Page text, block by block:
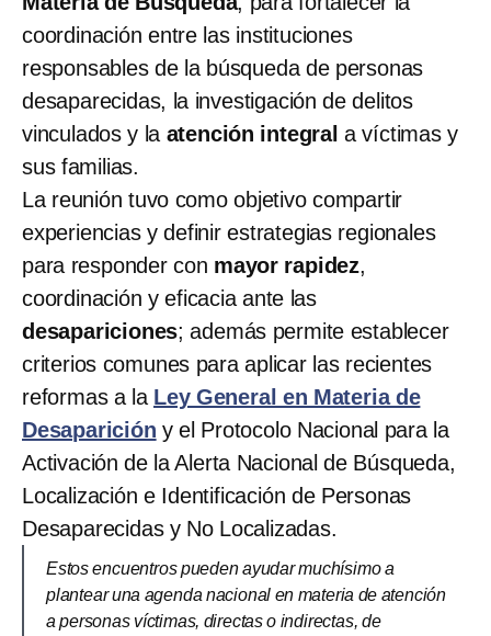
coordinación entre las instituciones
responsables de la búsqueda de personas
desaparecidas, la investigación de delitos
vinculados y la atención integral a víctimas y
sus familias.
La reunión tuvo como objetivo compartir
experiencias y definir estrategias regionales
para responder con mayor rapidez,
coordinación y eficacia ante las
desapariciones; además permite establecer
criterios comunes para aplicar las recientes
reformas a la Ley General en Materia de
Desaparición y el Protocolo Nacional para la
Activación de la Alerta Nacional de Búsqueda,
Localización e Identificación de Personas
Desaparecidas y No Localizadas.
Estos encuentros pueden ayudar muchísimo a
plantear una agenda nacional en materia de atención
a personas víctimas, directas o indirectas, de